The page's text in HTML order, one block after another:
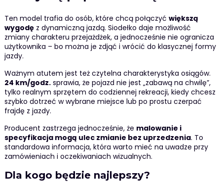
Ten model trafia do osób, które chcą połączyć większą
wygodęz dynamiczną jazdą. Siodełko daje możliwość
zmiany charakteru przejażdżek, a jednocześnie nie ogranicza
użytkownika – bo można je zdjąć i wrócić do klasycznej formy
jazdy.
Ważnym atutem jest też czytelna charakterystyka osiągów.
24 km/godz.sprawia, że pojazd nie jest „zabawą na chwilę”,
tylko realnym sprzętem do codziennej rekreacji, kiedy chcesz
szybko dotrzeć w wybrane miejsce lub po prostu czerpać
frajdę z jazdy.
Producent zastrzega jednocześnie, że malowanie i
specyfikacja mogą ulec zmianie bez uprzedzenia. To
standardowa informacja, która warto mieć na uwadze przy
zamówieniach i oczekiwaniach wizualnych.
Dla kogo będzie najlepszy?